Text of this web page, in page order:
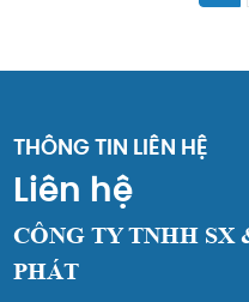
THÔNG TIN LIÊN HỆ
Liên hệ
CÔNG TY TNHH
PHÁT